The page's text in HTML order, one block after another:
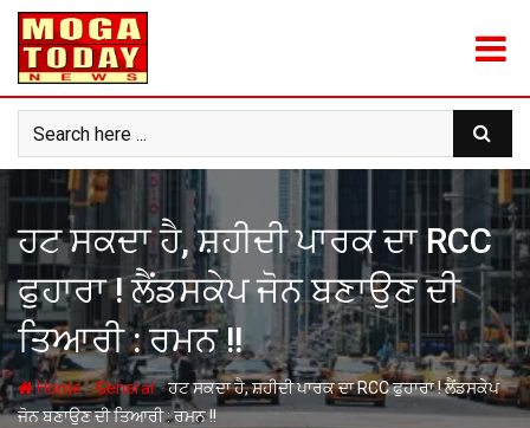
Skip
content
ਹਟ ਸਕਦਾ ਹੈ, ਸ਼ਹੀਦੀ ਪਾਰਕ ਦਾ RCC
ਫੁਹਾਰਾ ! ਲੈਂਡਸਕੇਪ ਜੋਨ ਬਣਾਉਣ ਦੀ
ਤਿਆਰੀ : ਰਮਨ !!
Home-General-ਹਟ ਸਕਦਾ ਹੈ, ਸ਼ਹੀਦੀ ਪਾਰਕ ਦਾ RCC ਫੁਹਾਰਾ ! ਲੈਂਡਸਕੇਪ
ਜੋਨ ਬਣਾਉਣ ਦੀ ਤਿਆਰੀ : ਰਮਨ !!